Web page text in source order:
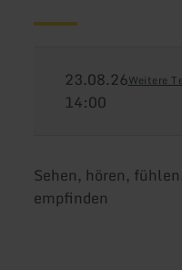
23.08.26Weitere
14:00
Sehen, hören,
empfinden